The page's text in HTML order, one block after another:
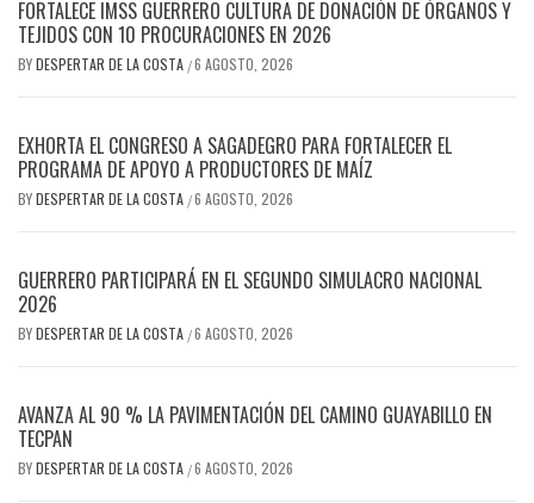
FORTALECE IMSS GUERRERO CULTURA DE DONACIÓN DE ÓRGANOS Y
TEJIDOS CON 10 PROCURACIONES EN 2026
BYDESPERTAR DE LA COSTA /6 AGOSTO, 2026
EXHORTA EL CONGRESO A SAGADEGRO PARA FORTALECER EL
PROGRAMA DE APOYO A PRODUCTORES DE MAÍZ
BYDESPERTAR DE LA COSTA /6 AGOSTO, 2026
GUERRERO PARTICIPARÁ EN EL SEGUNDO SIMULACRO NACIONAL
2026
BYDESPERTAR DE LA COSTA /6 AGOSTO, 2026
AVANZA AL 90 % LA PAVIMENTACIÓN DEL CAMINO GUAYABILLO EN
TECPAN
BYDESPERTAR DE LA COSTA /6 AGOSTO, 2026